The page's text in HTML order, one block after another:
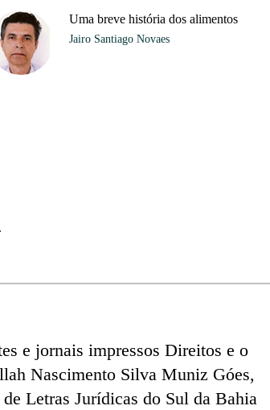
Uma breve história dos alimentos
Jairo Santiago Novaes
e jornais impressos Direitos e o
Nascimento Silva Muniz Góes,
Letras Jurídicas do Sul da Bahia